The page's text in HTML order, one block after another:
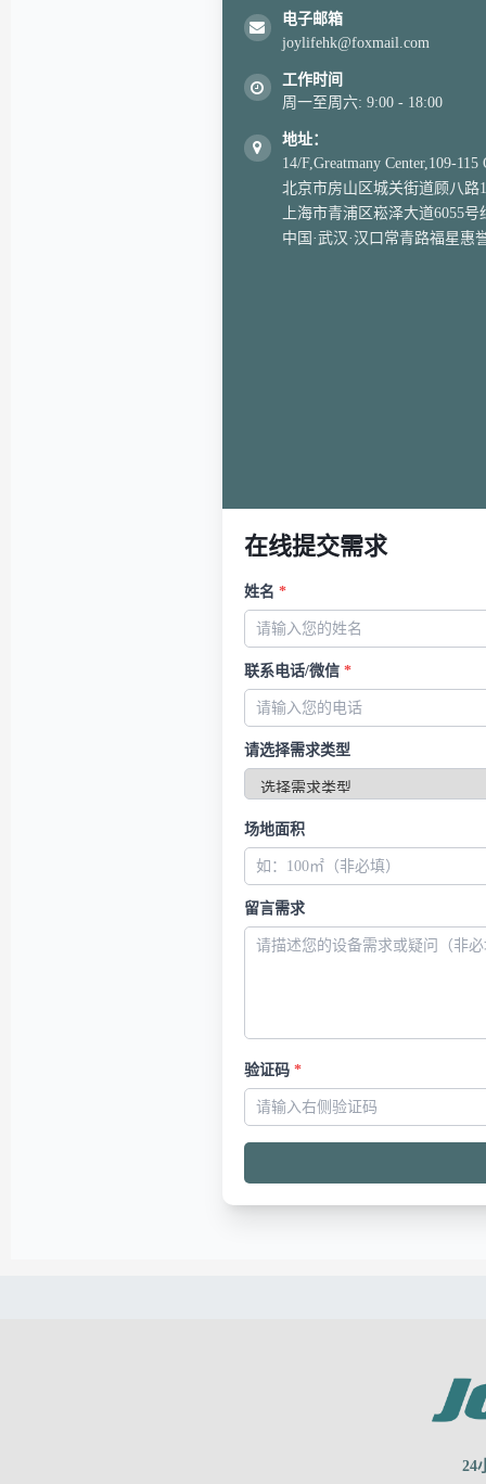
电子邮箱
joylifehk@foxmail.com
工作时间
周一至周六: 9:00 - 18:00
地址：
14/F,Greatmany Center,109-115
北京市房山区城关街道顾八路
上海市青浦区崧泽大道6055
中国·武汉·汉口常青路福星惠
在线提交需求
姓名 *
联系电话/微信 *
请选择需求类型
场地面积
留言需求
验证码 *
24